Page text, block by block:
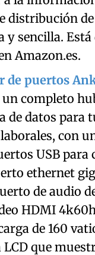
distribución
y sencilla.
Amazon.es.
de puertos
completo
de datos para
con
USB para
ethernet
de audio
HDMI
de 160
que